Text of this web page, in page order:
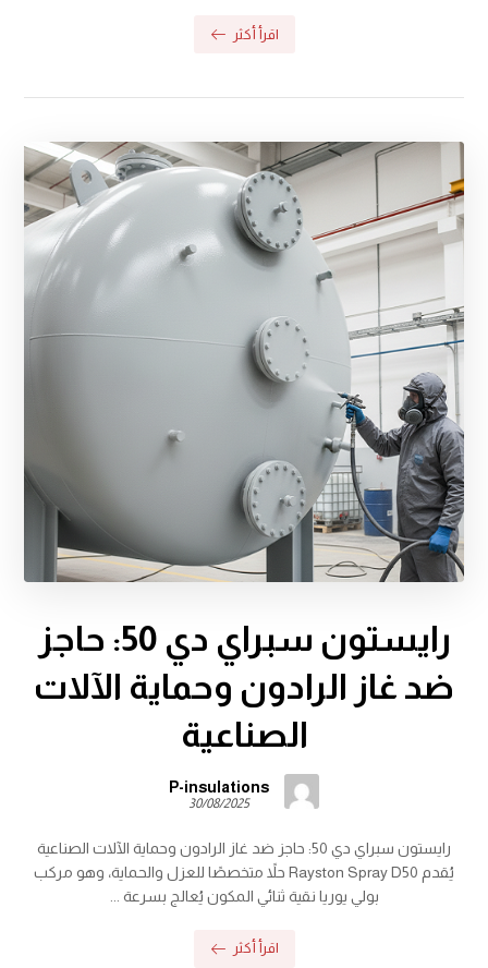
اقرأ أكثر
رايستون سبراي دي 50: حاجز
ضد غاز الرادون وحماية الآلات
الصناعية
P-insulations
30/08/2025
رايستون سبراي دي 50: حاجز ضد غاز الرادون وحماية الآلات الصناعية
يُقدم Rayston Spray D50 حلاً متخصصًا للعزل والحماية، وهو مركب
بولي يوريا نقية ثنائي المكون يُعالج بسرعة ...
اقرأ أكثر